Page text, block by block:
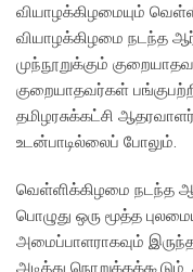
வியாழக்கிழமையும்
வியாழக்கிழமை நடந்த
முந்நூறுக்கும்
குறையாதவர்கள்
தமிழரசுக்கட்சி
உடன்பாடில்லைப் போலும்.
வெள்ளிக்கிழமை நடந்த
பொழுது ஒரு மூத்த
அமைப்பாளராகவும்
அடித்து